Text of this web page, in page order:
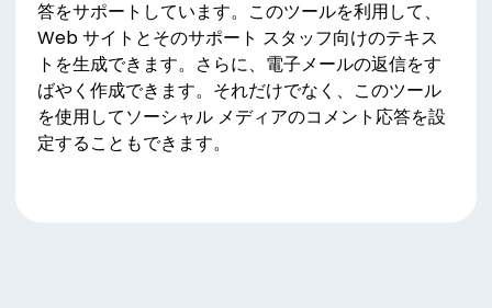
答をサポートしています。このツールを利用して、
Web サイトとそのサポート スタッフ向けのテキス
トを生成できます。さらに、電子メールの返信をす
ばやく作成できます。それだけでなく、このツール
を使用してソーシャル メディアのコメント応答を設
定することもできます。